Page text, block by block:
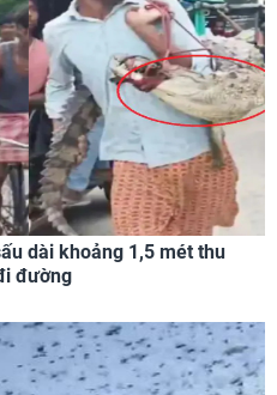
dài khoảng 1,5 mét thu
đường